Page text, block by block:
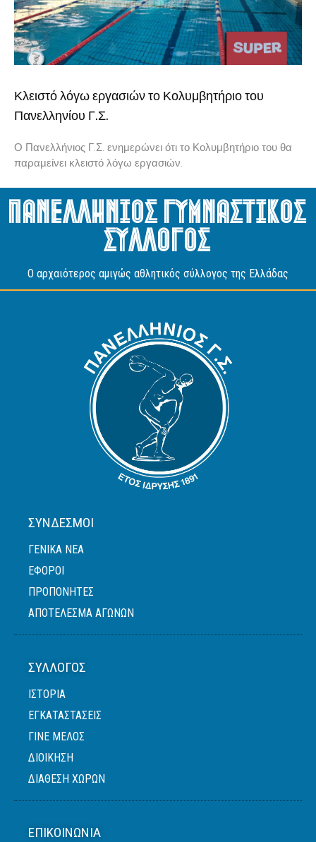
Κλειστό λόγω εργασιών το Κολυμβητήριο του
Πανελληνίου Γ.Σ.
Ο Πανελλήνιος Γ.Σ. ενημερώνει ότι το Κολυμβητήριο του θα
παραμείνει κλειστό λόγω εργασιών.
Πανελληνιος Γυμναστικος
Συλλογος
O αρχαιότερος αμιγώς αθλητικός σύλλογος της Ελλάδας
ΣΎΝΔΕΣΜΟΙ
ΓΕΝΙΚΆ ΝΈΑ
ΈΦΟΡΟΙ
ΠΡΟΠΟΝΗΤΈΣ
ΑΠΟΤΕΛΕΣΜΑ ΑΓΩΝΩΝ
ΣΎΛΛΟΓΟΣ
ΙΣΤΟΡΙΑ
ΕΓΚΑΤΑΣΤΑΣΕΙΣ
ΓΙΝΕ ΜΕΛΟΣ
ΔΙΟΙΚΗΣΗ
ΔΙΑΘΕΣΗ ΧΩΡΩΝ
ΕΠΙΚΟΙΝΩΝΊΑ